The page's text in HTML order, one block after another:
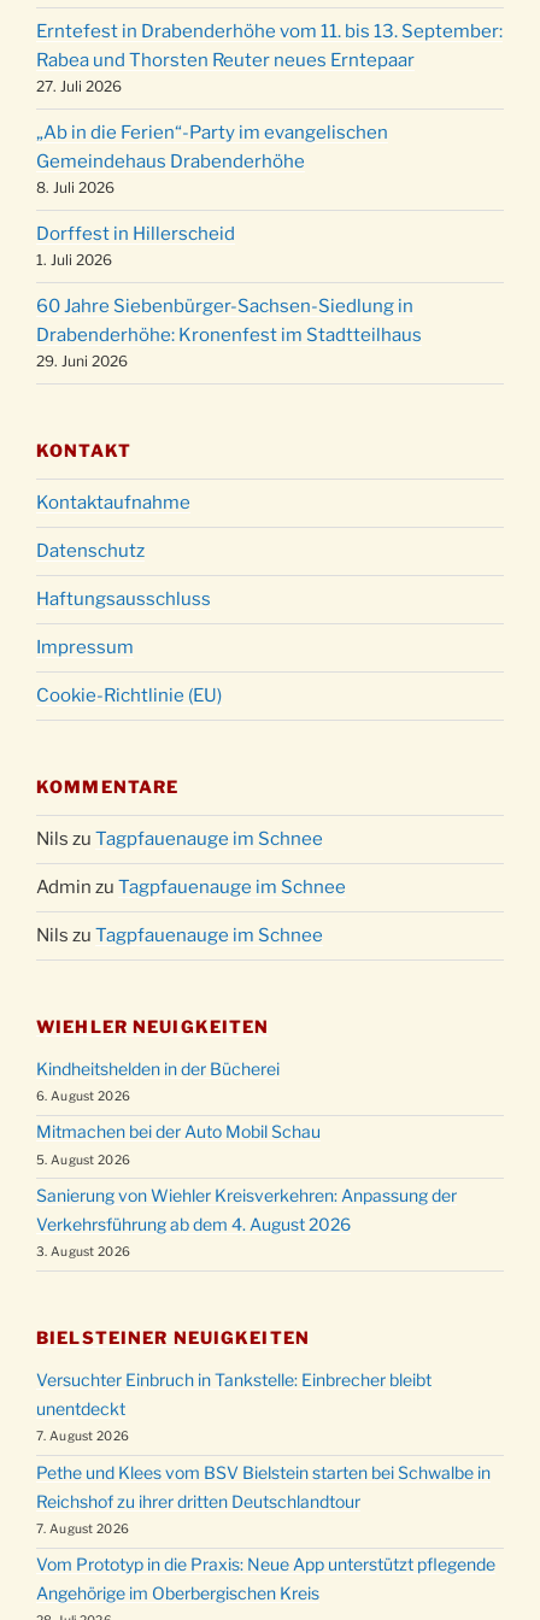
24.12.
Familiengottesdienst mit Krippenspiel im Ev.
Gemeindehaus um 15:00 Uhr
24.12. Familiengottesdienst in der FeG um 16 Uhr
24.12.
Weihnachtsgottesdienst in der Kirche um
15:00 Uhr
24.12.
Weihnachtsgottesdienst in der Kirche um
18:00 Uhr
24.12.
Christmette mit der ev. Jugend in der Kirche
um 23:00 Uhr
31.12.
Gottesdienst zu Silvester in der Kirche um
18:00 Uhr
Erntefest in Drabenderhöhe vom 11. bis 13. September:
Rabea und Thorsten Reuter neues Erntepaar
27. Juli 2026
„Ab in die Ferien“-Party im evangelischen
Gemeindehaus Drabenderhöhe
8. Juli 2026
Dorffest in Hillerscheid
1. Juli 2026
60 Jahre Siebenbürger-Sachsen-Siedlung in
Drabenderhöhe: Kronenfest im Stadtteilhaus
29. Juni 2026
KONTAKT
Kontaktaufnahme
Datenschutz
Haftungsausschluss
Impressum
Cookie-Richtlinie (EU)
KOMMENTARE
Nils zu Tagpfauenauge im Schnee
Admin zu Tagpfauenauge im Schnee
Nils zu Tagpfauenauge im Schnee
WIEHLER NEUIGKEITEN
Kindheitshelden in der Bücherei
6. August 2026
Mitmachen bei der Auto Mobil Schau
5. August 2026
Sanierung von Wiehler Kreisverkehren: Anpassung der
Verkehrsführung ab dem 4. August 2026
3. August 2026
BIELSTEINER NEUIGKEITEN
Versuchter Einbruch in Tankstelle: Einbrecher bleibt
unentdeckt
7. August 2026
Pethe und Klees vom BSV Bielstein starten bei Schwalbe in
Reichshof zu ihrer dritten Deutschlandtour
7. August 2026
Vom Prototyp in die Praxis: Neue App unterstützt pflegende
Angehörige im Oberbergischen Kreis